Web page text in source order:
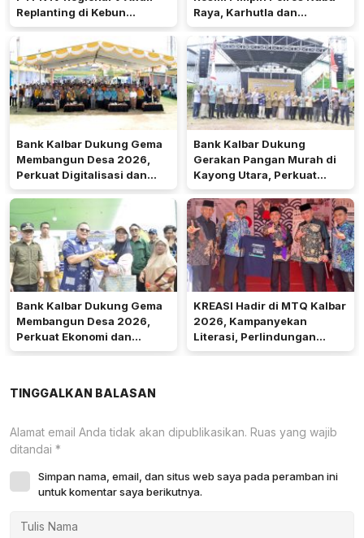
Replanting di Kebun
Kembayan
Raya, Karhutla dan
Pelayanan Publik Jadi
Prioritas
Bank Kalbar Dukung Gema
Membangun Desa 2026,
Perkuat Digitalisasi dan
Ekonomi Desa Teluk Batang
Bank Kalbar Dukung
Gerakan Pangan Murah di
Kayong Utara, Perkuat
Akses Keuangan
Masyarakat
Bank Kalbar Dukung Gema
Membangun Desa 2026,
Perkuat Ekonomi dan
Kemandirian Desa di Kalbar
KREASI Hadir di MTQ Kalbar
2026, Kampanyekan
Literasi, Perlindungan
Anak, dan Wajib Belajar 13
TINGGALKAN BALASAN
Alamat email Anda tidak akan dipublikasikan. Ruas yang wajib
ditandai *
Simpan nama, email, dan situs web saya pada peramban ini
untuk komentar saya berikutnya.